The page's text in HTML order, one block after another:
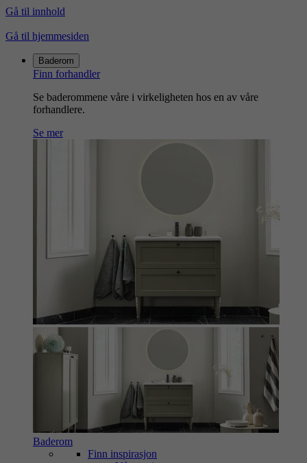
Gå til innhold
Gå til hjemmesiden
Baderom
Finn forhandler
Se baderommene våre i virkeligheten hos en av våre
forhandlere.
Se mer
Baderom
Finn inspirasjon